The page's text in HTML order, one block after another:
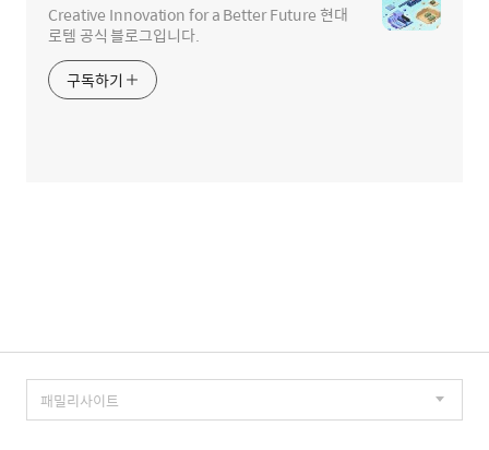
Creative Innovation for a Better Future 현대
로템 공식 블로그입니다.
구독하기